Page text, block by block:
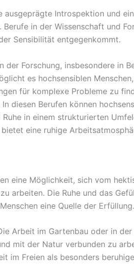
ausgeprägte Introspektion und
in der Wissenschaft und
Sensibilität entgegenkommt.
der Forschung, insbesondere in
es hochsensiblen
für komplexe Probleme zu
In diesen Berufen können
in einem strukturierten
eine ruhige
eine Möglichkeit, sich vom
arbeiten. Die Ruhe und das
eine Quelle der Erfüllung.
Arbeit im Gartenbau oder in der
mit der Natur verbunden zu
im Freien als besonders